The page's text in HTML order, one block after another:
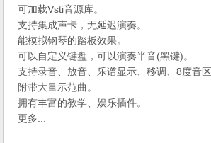
可加载Vsti音源库。
支持集成声卡，无延迟演奏。
能模拟钢琴的踏板效果。
可以自定义键盘，可以演奏半音(黑键)。
支持录音、放音、乐谱显示、移调、8度音
附带大量示范曲。
拥有丰富的教学、娱乐插件。
更多...